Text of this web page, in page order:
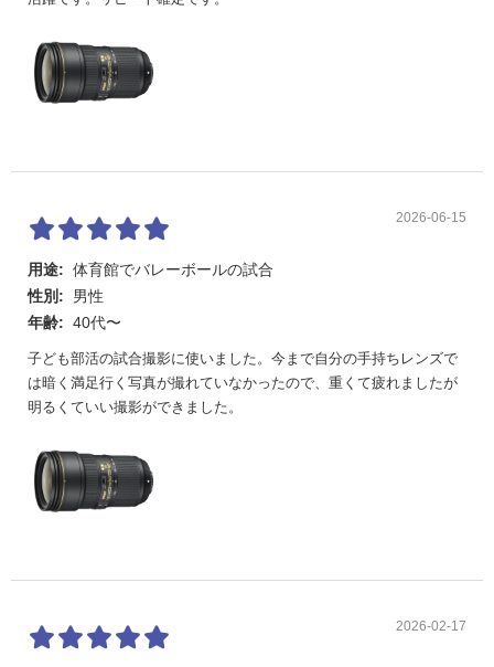
2026-06-15
用途: 体育館でバレーボールの試合
性別:
男性
年齢: 40代〜
子ども部活の試合撮影に使いました。今まで自分の手持ちレンズで
は暗く満足行く写真が撮れていなかったので、重くて疲れましたが
明るくていい撮影ができました。
2026-02-17